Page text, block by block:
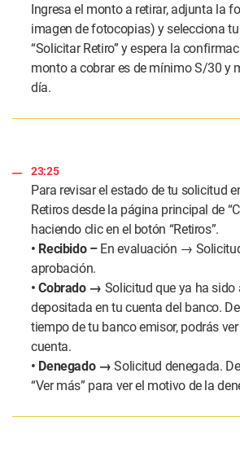
Ingresa el monto a retirar, adjunta la
imagen de fotocopias) y selecciona
“Solicitar Retiro” y espera la
monto a cobrar es de mínimo S/30 y
día.
23:25
Para revisar el estado de tu solicitud
Retiros desde la página principal de
haciendo clic en el botón “Retiros”.
• Recibido – En evaluación →
aprobación.
• Cobrado → Solicitud que ya ha sido
depositada en tu cuenta del banco.
tiempo de tu banco emisor, podrás
cuenta.
• Denegado → Solicitud denegada.
“Ver más” para ver el motivo de la